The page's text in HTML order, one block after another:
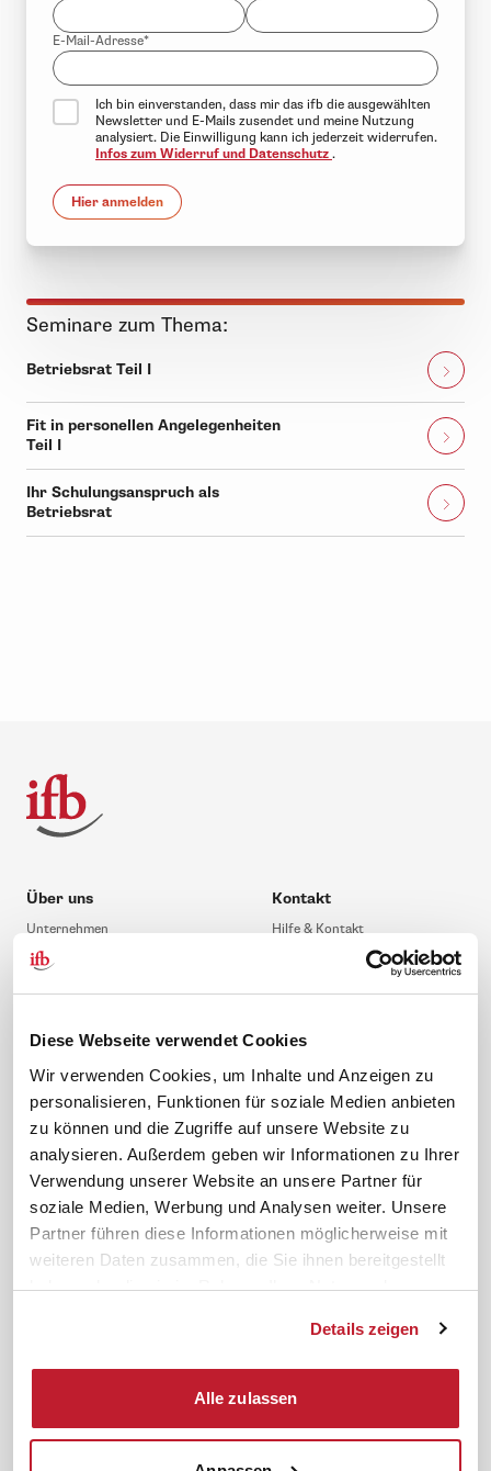
Diese Webseite verwendet Cookies
Wir verwenden Cookies, um Inhalte und Anzeigen zu
personalisieren, Funktionen für soziale Medien anbieten
zu können und die Zugriffe auf unsere Website zu
analysieren. Außerdem geben wir Informationen zu Ihrer
Verwendung unserer Website an unsere Partner für
soziale Medien, Werbung und Analysen weiter. Unsere
Partner führen diese Informationen möglicherweise mit
weiteren Daten zusammen, die Sie ihnen bereitgestellt
haben oder die sie im Rahmen Ihrer Nutzung der
Details zeigen
Alle zulassen
E-Mail-Adresse*
Ich bin einverstanden, dass mir das ifb die ausgewählten
Newsletter und E-Mails zusendet und meine Nutzung
analysiert. Die Einwilligung kann ich jederzeit widerrufen.
Infos zum Widerruf und Datenschutz .
Hier anmelden
Seminare zum Thema:
Betriebsrat Teil I
Fit in personellen Angelegenheiten
Teil I
Ihr Schulungsanspruch als
Betriebsrat
Über uns
Unternehmen
Leitbild
Compliance Richtlinien
Kontakt
Hilfe & Kontakt
0 88 41 / 61 12 – 20
service@ifb.de
Inhouseberatung
Service
Newsletter
ifb-medien
Bahn Sondertarif
meinifb
ifb-App Betriebsrat360
Themen
BEM
Rhetorik
BR-Wahl
JAV-Wahl
News. Wissen. Themen.
News & Fachthemen
Folgen Sie uns